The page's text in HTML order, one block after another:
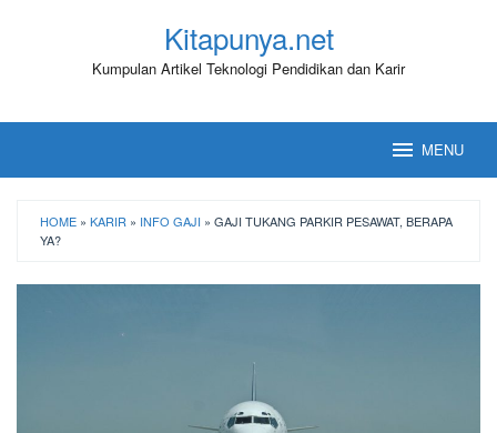
Kitapunya.net
Kumpulan Artikel Teknologi Pendidikan dan Karir
MENU
HOME » KARIR » INFO GAJI » GAJI TUKANG PARKIR PESAWAT, BERAPA
YA?